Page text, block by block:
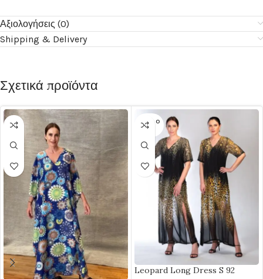
Αξιολογήσεις (0)
Shipping & Delivery
Σχετικά προϊόντα
SOLD O
UT
Leopard Long Dress S 92